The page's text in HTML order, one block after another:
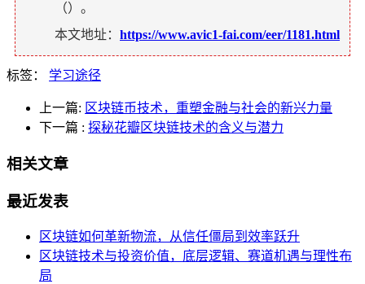
（）。
本文地址： https://www.avic1-fai.com/eer/1181.html
标签： 学习途径
上一篇: 区块链币技术，重塑金融与社会的新兴力量
下一篇 : 探秘花瓣区块链技术的含义与潜力
相关文章
最近发表
区块链如何革新物流，从信任僵局到效率跃升
区块链技术与投资价值，底层逻辑、赛道机遇与理性布
局